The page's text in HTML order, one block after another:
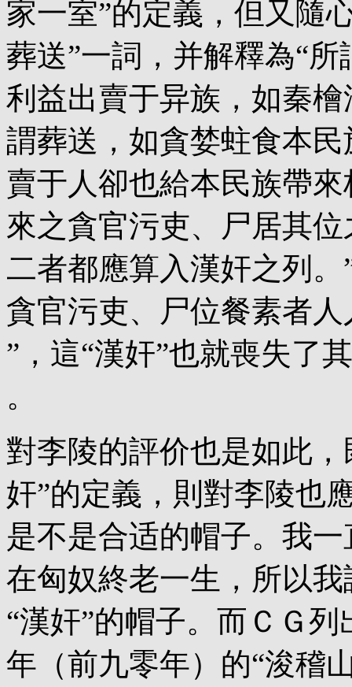
家一室”的定義，但又隨
葬送”一詞，并解釋為“
利益出賣于异族，如秦
謂葬送，如貪婪蛀食本
賣于人卻也給本民族帶
來之貪官污吏、尸居其
二者都應算入漢奸之列
貪官污吏、尸位餐素者
”，這“漢奸”也就喪失了
。
對李陵的評价也是如此
奸”的定義，則對李陵也
是不是合适的帽子。我
在匈奴終老一生，所以
“漢奸”的帽子。而ＣＧ
年（前九零年）的“浚稽